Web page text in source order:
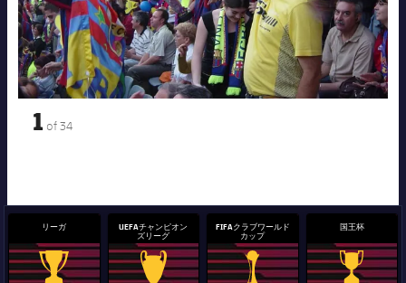
1 of34
リーガ
UEFAチャンピオン
ズリーグ
FIFAクラブワールド
カップ
国王杯